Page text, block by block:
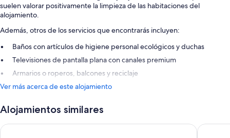
suelen valorar positivamente la limpieza de las habitaciones del
alojamiento.
Además, otros de los servicios que encontrarás incluyen:
Baños con artículos de higiene personal ecológicos y duchas
Televisiones de pantalla plana con canales premium
Armarios o roperos, balcones y reciclaje
Ver más acerca de este alojamiento
Alojamientos similares
Hotel Riu Tequila - All Inclusive Hotel